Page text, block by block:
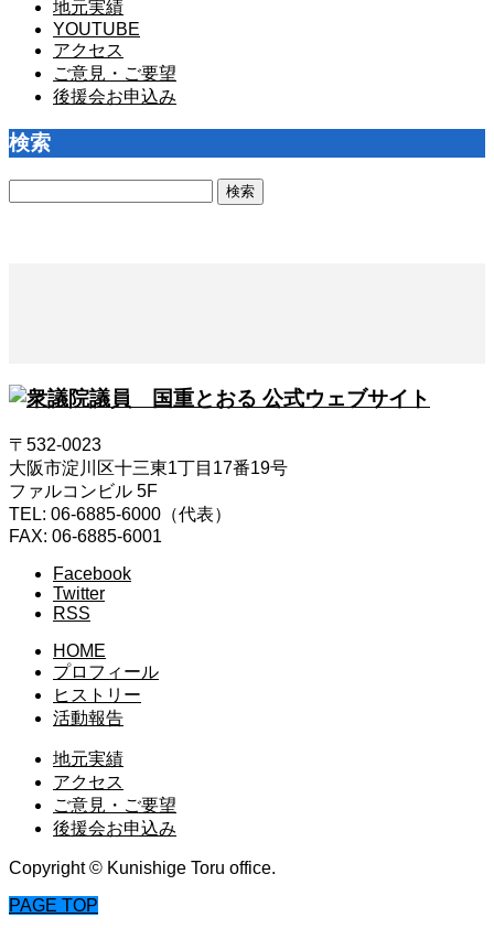
地元実績
YOUTUBE
アクセス
ご意見・ご要望
後援会お申込み
検索
〒532-0023
大阪市淀川区十三東1丁目17番19号
ファルコンビル 5F
TEL: 06-6885-6000（代表）
FAX: 06-6885-6001
Facebook
Twitter
RSS
HOME
プロフィール
ヒストリー
活動報告
地元実績
アクセス
ご意見・ご要望
後援会お申込み
Copyright © Kunishige Toru office.
PAGE TOP